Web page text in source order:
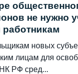
не нужно
новых
лицам для
РФ сред...